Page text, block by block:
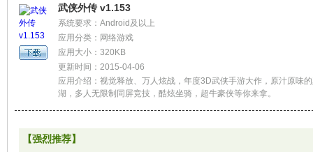
武侠外传 v1.153
系统要求：Android及以上
应用分类：网络游戏
应用大小：320KB
更新时间：2015-04-06
应用介绍：视觉释放、万人炫战，年度3D武侠手游大作，原汁原味
湖，多人无限制同屏竞技，酷炫坐骑，超牛豪侠等你来拿。
【强烈推荐】